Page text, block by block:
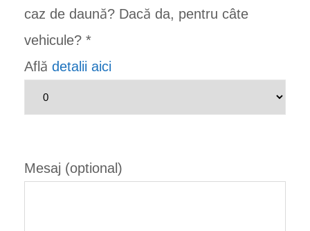
caz de daună? Dacă da, pentru câte
vehicule? *
Află detalii aici
Mesaj (optional)